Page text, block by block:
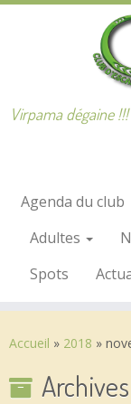
Passer
Virpama dégaine
Agenda du club
Adultes
Spots
Accueil » 2018 »